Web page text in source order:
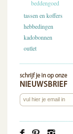
beddengoed
tassen en koffers
hebbedingen
kadobonnen
outlet